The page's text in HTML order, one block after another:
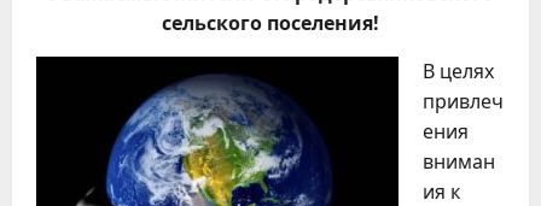
сельского поселения!
В целях
привлеч
ения
вниман
ия к